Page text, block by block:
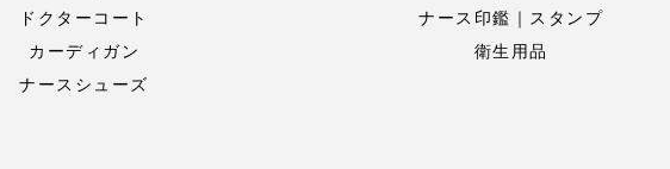
ドクターコート
カーディガン
ナースシューズ
ナース印鑑｜スタンプ
衛生用品